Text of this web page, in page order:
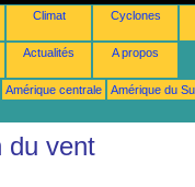
Climat Cyclones
Actualités A propos
Amérique centrale
Amérique du
du vent